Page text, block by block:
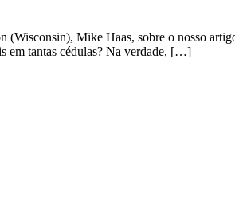
(Wisconsin), Mike Haas, sobre o nosso
em tantas cédulas? Na verdade, […]